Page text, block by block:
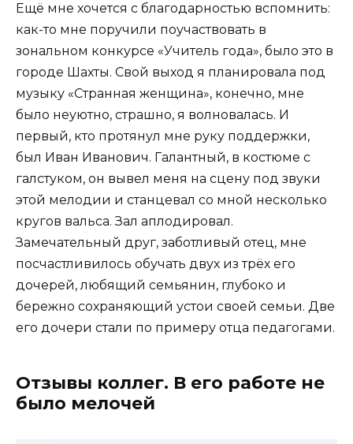
Ещё мне хочется с благодарностью вспомнить:
как-то мне поручили поучаствовать в
зональном конкурсе «Учитель года», было это в
городе Шахты. Свой выход я планировала под
музыку «Странная женщина», конечно, мне
было неуютно, страшно, я волновалась. И
первый, кто протянул мне руку поддержки,
был Иван Иванович. Галантный, в костюме с
галстуком, он вывел меня на сцену под звуки
этой мелодии и станцевал со мной несколько
кругов вальса. Зал аплодировал.
Замечательный друг, заботливый отец, мне
посчастливилось обучать двух из трёх его
дочерей, любящий семьянин, глубоко и
бережно сохраняющий устои своей семьи. Две
его дочери стали по примеру отца педагогами.
Отзывы коллег. В его работе не
было мелочей